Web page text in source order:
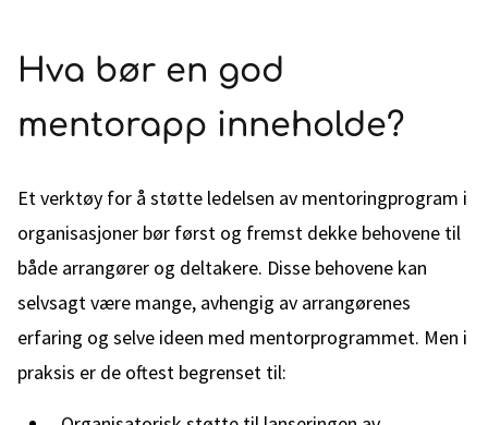
Hva bør en god
mentorapp inneholde?
Et verktøy for å støtte ledelsen av mentoringprogram i
organisasjoner bør først og fremst dekke behovene til
både arrangører og deltakere. Disse behovene kan
selvsagt være mange, avhengig av arrangørenes
erfaring og selve ideen med mentorprogrammet. Men i
praksis er de oftest begrenset til: